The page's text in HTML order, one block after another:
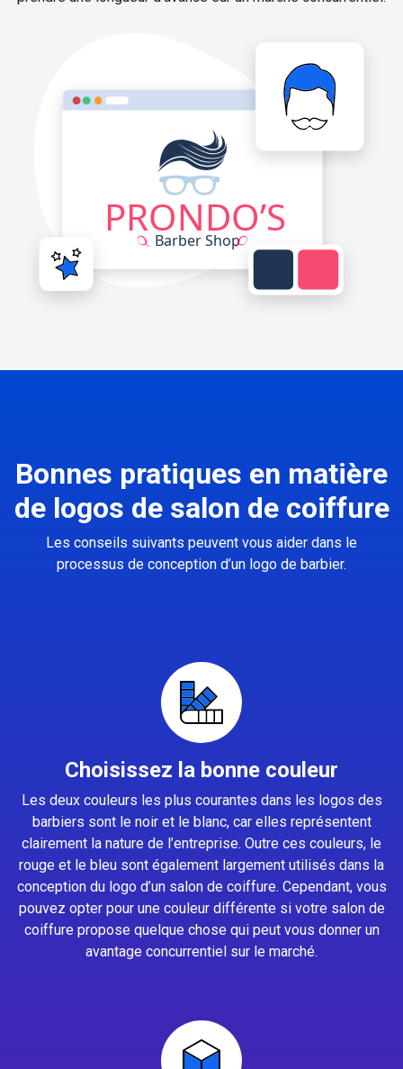
Bonnes pratiques en matière
de logos de salon de coiffure
Les conseils suivants peuvent vous aider dans le
processus de conception d’un logo de barbier.
Choisissez la bonne couleur
Les deux couleurs les plus courantes dans les logos des
barbiers sont le noir et le blanc, car elles représentent
clairement la nature de l’entreprise. Outre ces couleurs, le
rouge et le bleu sont également largement utilisés dans la
conception du logo d’un salon de coiffure. Cependant, vous
pouvez opter pour une couleur différente si votre salon de
coiffure propose quelque chose qui peut vous donner un
avantage concurrentiel sur le marché.